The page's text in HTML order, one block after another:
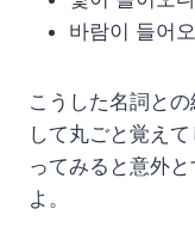
바람이 들어
こうした名詞と
して丸ごと覚え
ってみると意外
よ。